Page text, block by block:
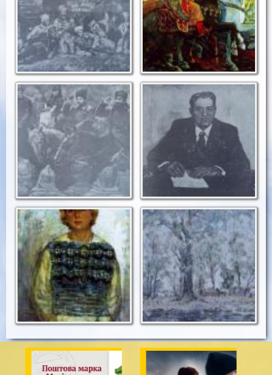
П, о. 1999 р.
На Каховському
плацдармі.
1978 р.
Портрет Героя
Соціалістичної Праці,
голови колгоспу
ім.С.М. Кірова
Моторного Д. К. 1983
Портрет дружини
художника.
П, о. 1980 р.
Осінь в плавнях.
1981 р.